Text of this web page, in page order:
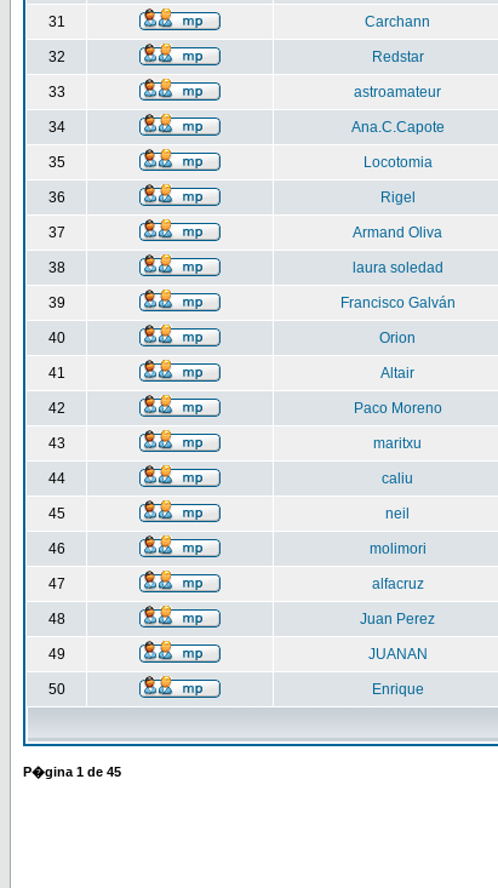
31 Carchann
32 Redstar
33 astroamateur
34 Ana.C.Capote
35 Locotomia
36 Rigel
37 Armand Oliva
38 laura soledad
39 Francisco Galván
40 Orion
41 Altair
42 Paco Moreno
43 maritxu
44 caliu
45 neil
46 molimori
47 alfacruz
48 Juan Perez
49 JUANAN
50 Enrique
P�gina 1 de 45